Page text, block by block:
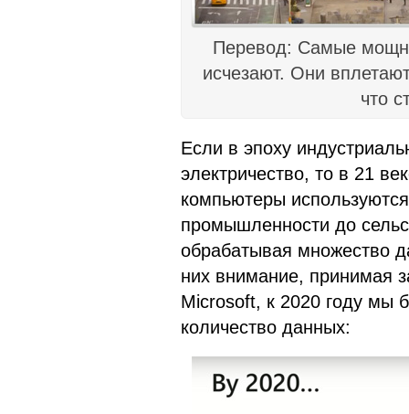
Перевод: Самые
исчезают. Они
что
Если в эпоху
электричество, то в 21
компьютеры
промышленности до
обрабатывая множество
них внимание, принимая
Microsoft, к 2020 году мы
количество данных: